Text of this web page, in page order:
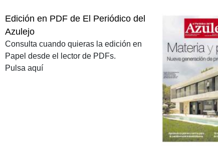
Edición en PDF de El Periódico del
Azulejo
Consulta cuando quieras la edición en
Papel desde el lector de PDFs.
Pulsa aquí